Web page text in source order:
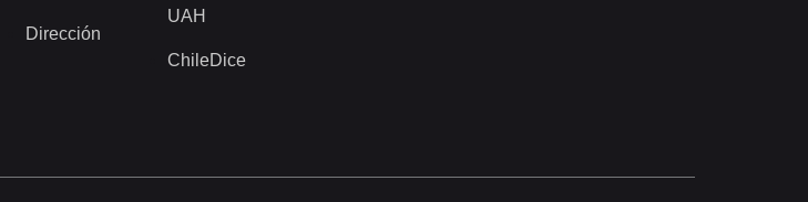
Dirección
UAH
ChileDice